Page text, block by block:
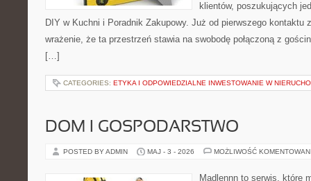
klientów, poszukujących
DIY w Kuchni i Poradnik Zakupowy. Już od pierwszego kontaktu
wrażenie, że ta przestrzeń stawia na swobodę połączoną z
[…]
CATEGORIES: ETYKA I ODPOWIEDZIALNE INWESTOWANIE W
DOM I GOSPODARSTWO
POSTED BY ADMIN MAJ - 3 - 2026 MOŻLIWOŚĆ
Madlennn to serwis, które